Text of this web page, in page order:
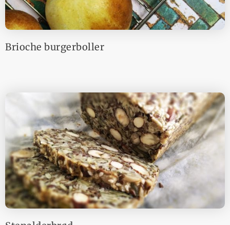
Brioche burgerboller